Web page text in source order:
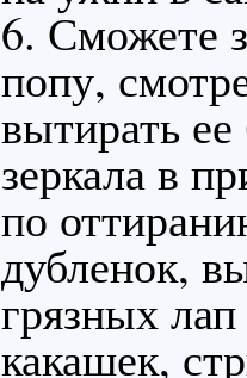
6. Сможете
попу,
вытирать
зеркала в
по
дубленок,
грязных
какашек,